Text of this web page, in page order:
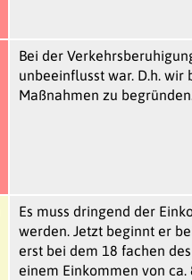
Bei der
unbeeinflusst war. D.h.
Maßnahmen zu
Es muss dringend der
werden. Jetzt beginnt er
erst bei dem 18 fachen
einem Einkommen von